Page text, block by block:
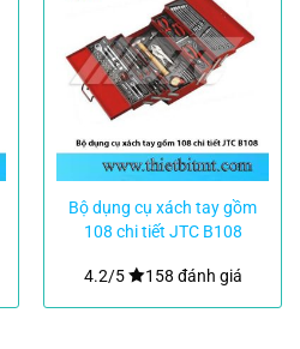
Bộ dụng cụ xách tay gồm
108 chi tiết JTC B108
4.2/5 158 đánh giá